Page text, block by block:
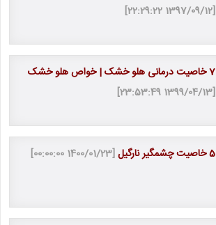
[1397/09/12 22:29:22]
7 خاصیت درمانی هلو خشک | خواص هلو خشک
[1399/04/13 23:53:49]
5 خاصیت چشمگیر نارگیل [1400/01/23 00:00:00]